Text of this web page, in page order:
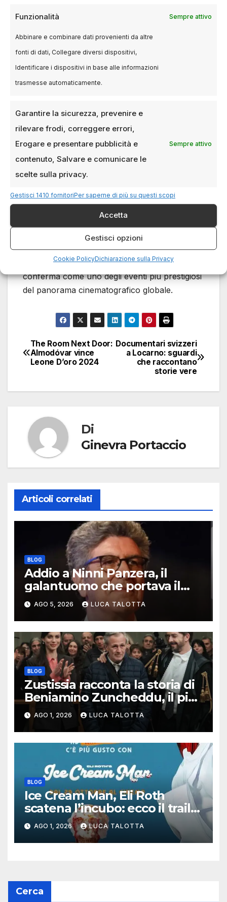
Funzionalità Sempre attivo
Abbinare e combinare dati provenienti da altre
fonti di dati, Collegare diversi dispositivi,
Identificare i dispositivi in base alle informazioni
trasmesse automaticamente.
Garantire la sicurezza, prevenire e
rilevare frodi, correggere errori,
Erogare e presentare pubblicità e
contenuto, Salvare e comunicare le
scelte sulla privacy.
Sempre attivo
Gestisci 1410 fornitoriPer saperne di più su questi scopi
Accetta
Gestisci opzioni
Cookie PolicyDichiarazione sulla Privacy
Leone del Futuro – Premio Venezia
Opera Prima “Luigi De
Laurentiis”:Familiar Touch
Friedland
Premio Venezia Classici per il miglior
film restaurato :Ecce Bombo
Moretti
La 81ª edizione dellaMostra del Cinema di
Veneziaha celebrato il talento internazionale e
ha offerto uno sguardo profondo sulle nuove
tendenze cinematografiche. Con il trionfo di
Pedro Almodóvar e il riconoscimento di opere
provenienti da tutto il mondo, il festival si
conferma come uno degli eventi più prestigiosi
del panorama cinematografico globale.
Navigazione
articoli
Documentari svizzeri
a Locarno: sguardi
che raccontano
storie vere
The Room Next Door:
Almodóvar vince
Leone D’oro 2024
Di
Ginevra Portaccio
Articoli correlati
BLOG
Addio a Ninni Panzera, il
galantuomo che portava il
cinema dove non c’era
AGO 5, 2026 LUCA TALOTTA
BLOG
Zustissia racconta la storia di
Beniamino Zuncheddu, il più
lungo errore giudiziario della
storia italiana
AGO 1, 2026 LUCA TALOTTA
BLOG
Ice Cream Man, Eli Roth
scatena l’incubo: ecco il trailer
italiano dell’horror più
estremo di Halloween 2026
AGO 1, 2026 LUCA TALOTTA
Cerca